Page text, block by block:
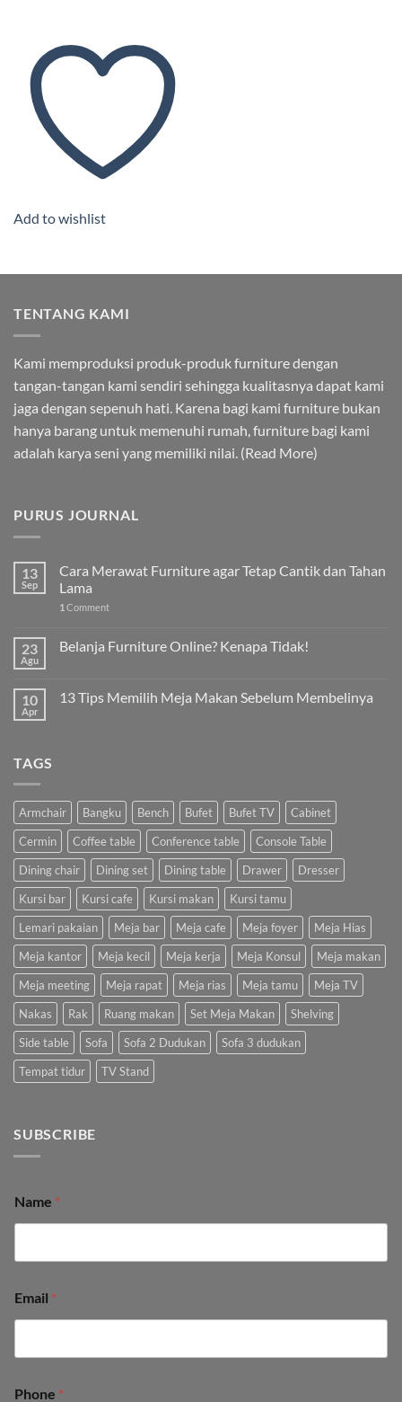
Add to wishlist
TENTANG KAMI
Kami memproduksi produk-produk furniture dengan
tangan-tangan kami sendiri sehingga kualitasnya dapat kami
jaga dengan sepenuh hati. Karena bagi kami furniture bukan
hanya barang untuk memenuhi rumah, furniture bagi kami
adalah karya seni yang memiliki nilai. (Read More)
PURUS JOURNAL
13
Sep
Cara Merawat Furniture agar Tetap Cantik dan Tahan
Lama
1 Comment
23
Agu
Belanja Furniture Online? Kenapa Tidak!
10
Apr
13 Tips Memilih Meja Makan Sebelum Membelinya
TAGS
Armchair Bangku Bench Bufet Bufet TV
Cabinet
Cermin
Coffee table Conference table
Console Table
Dining chair
Dining set Dining table Drawer
Dresser
Kursi bar
Kursi cafe Kursi makan
Kursi tamu
Lemari pakaian
Meja bar Meja cafe Meja foyer
Meja Hias
Meja kantor
Meja kecil Meja kerja Meja Konsul
Meja makan
Meja meeting
Meja rapat Meja rias Meja tamu
Meja TV
Nakas
Rak Ruang makan Set Meja Makan
Shelving
Side table
Sofa Sofa 2 Dudukan
Sofa 3 dudukan
Tempat tidur
TV Stand
SUBSCRIBE
Name *
Email *
Phone *